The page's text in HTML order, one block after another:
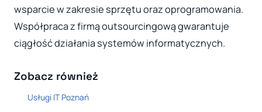
wsparcie w zakresie sprzętu oraz oprogramowania.
Współpraca z firmą outsourcingową gwarantuje
ciągłość działania systemów informatycznych.
Zobacz również
Usługi IT Poznań